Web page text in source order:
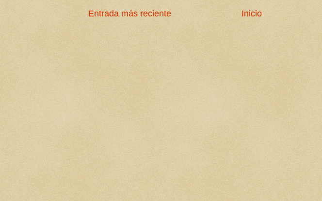
Entrada más reciente Inicio